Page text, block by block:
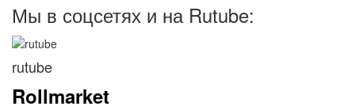
Мы в соцсетях и на Rutube:
rutube
Rollmarket